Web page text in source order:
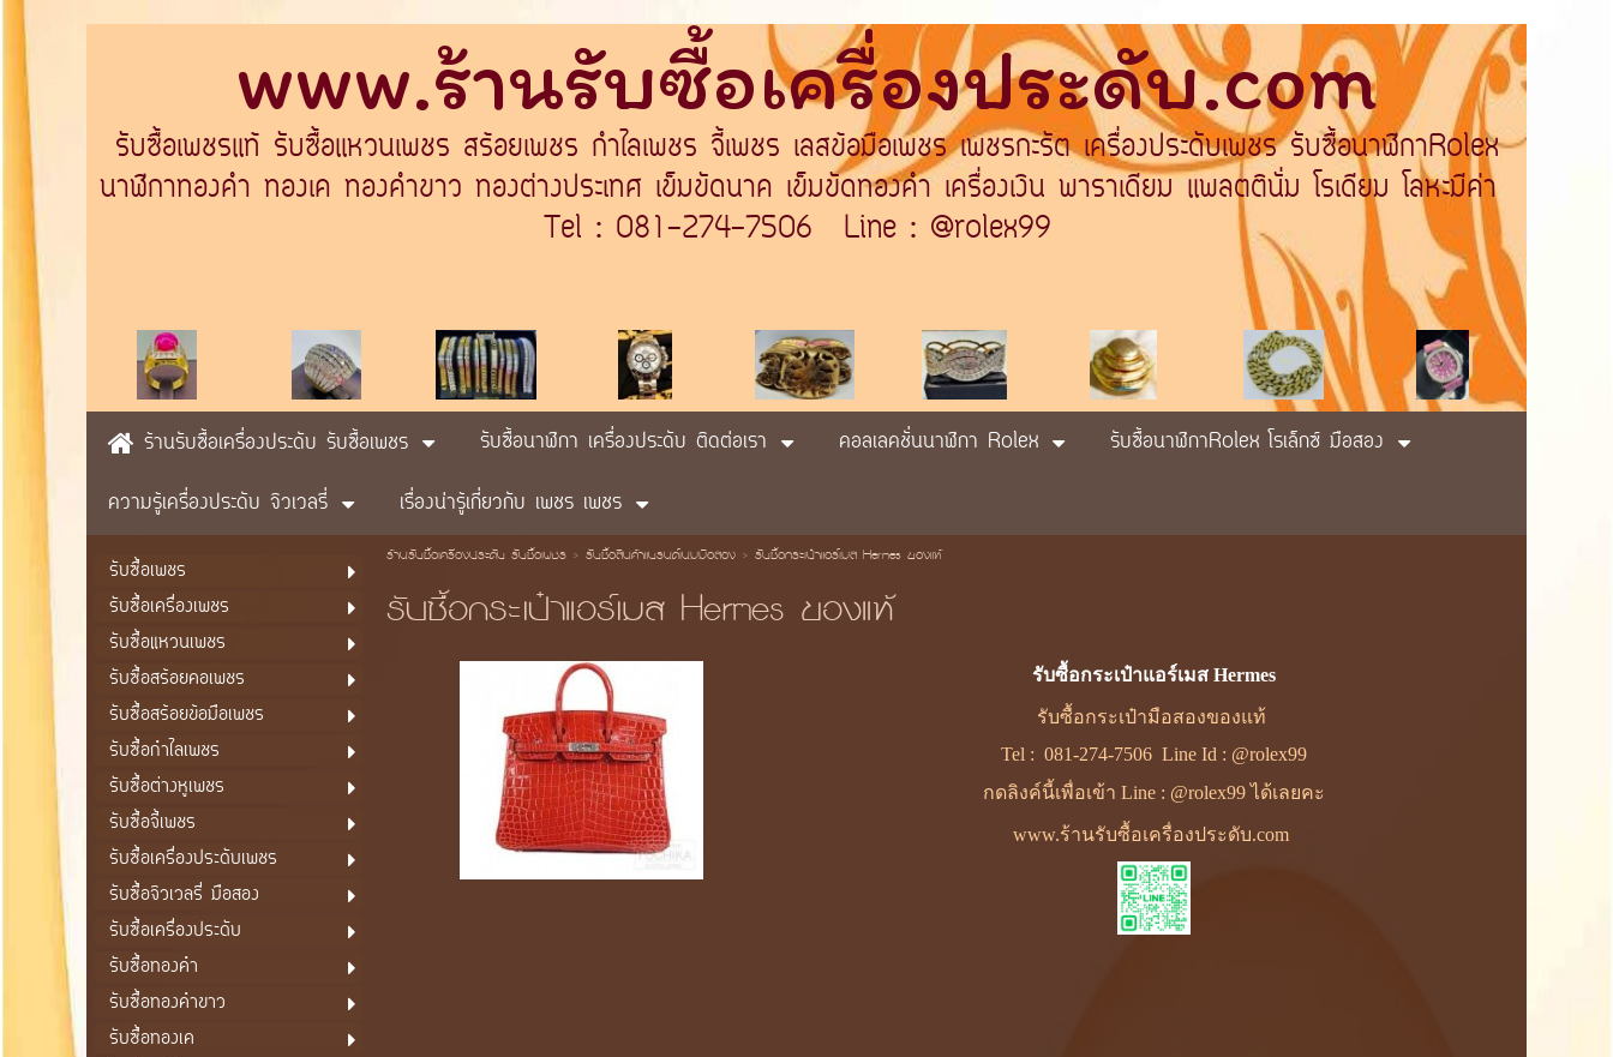
www.ร้านรับซื้อเครื่องประดับ.com
รับซื้อเพชรแท้ รับซื้อแหวนเพชร สร้อยเพชร กำไลเพชร จี้เพชร เลสข้อมือเพชร เพชรกะรัต เครื่องประดับเพชร รับซื้อนาฬิกาRolex
นาฬิกาทองคำ ทองเค ทองคำขาว ทองต่างประเทศ เข็มขัดนาค เข็มขัดทองคำ เครื่องเงิน พาราเดียม แพลตตินั่ม โรเดียม โลหะมีค่า
Tel : 081-274-7506 Line : @rolex99
ร้านรับซื้อเครื่องประดับ รับซื้อเพชร รับซื้อนาฬิกา เครื่องประดับ ติดต่อเรา คอลเลคชั่นนาฬิกา Rolex
รับซื้อนาฬิกาRolex โรเล็กซ์ มือสอง
ความรู้เครื่องประดับ จิวเวลรี่
เรื่องน่ารู้เกี่ยวกับ เพชร เพชร
รับซื้อเพชร
รับซื้อเครื่องเพชร
รับซื้อแหวนเพชร
รับซื้อสร้อยคอเพชร
รับซื้อสร้อยข้อมือเพชร
รับซื้อกำไลเพชร
รับซื้อต่างหูเพชร
รับซื้อจี้เพชร
รับซื้อเครื่องประดับเพชร
รับซื้อจิวเวลรี่ มือสอง
รับซื้อเครื่องประดับ
รับซื้อทองคำ
รับซื้อทองคำขาว
รับซื้อทองเค
ร้านรับซื้อเครื่องประดับ รับซื้อเพชร> รับซื้อสินค้าแบรนด์เนมมือสอง> รับซื้อกระเป๋าแอร์เมส Hermes ของแท้
รับซื้อกระเป๋าแอร์เมส Hermes ของแท้
รับซื้อกระเป๋าแอร์เมส Hermes
รับซื้อกระเป๋ามือสองของแท้
Tel : 081-274-7506Line Id : @rolex99
กดลิงค์นี้เพื่อเข้า Line : @rolex99 ได้เลยคะ
www.ร้านรับซื้อเครื่องประดับ.com